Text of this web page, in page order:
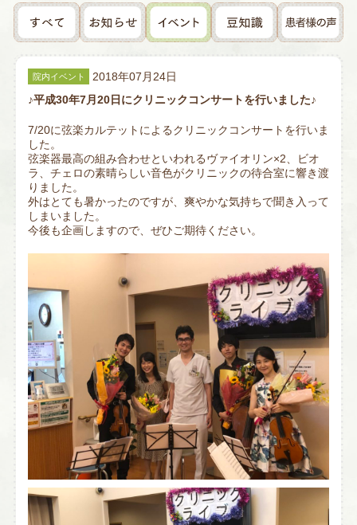
院内イベント
2018年07月24日
♪平成30年7月20日にクリニックコンサートを行いました♪
7/20に弦楽カルテットによるクリニックコンサートを行いま
した。
弦楽器最高の組み合わせといわれるヴァイオリン×2、ビオ
ラ、チェロの素晴らしい音色がクリニックの待合室に響き渡
りました。
外はとても暑かったのですが、爽やかな気持ちで聞き入って
しまいました。
今後も企画しますので、ぜひご期待ください。